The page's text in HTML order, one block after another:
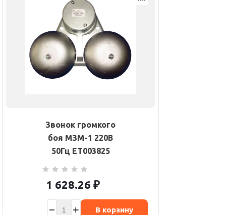
Звонок громкого
боя МЗМ-1 220В
50Гц ET003825
1 628.26 ₽
В корзину